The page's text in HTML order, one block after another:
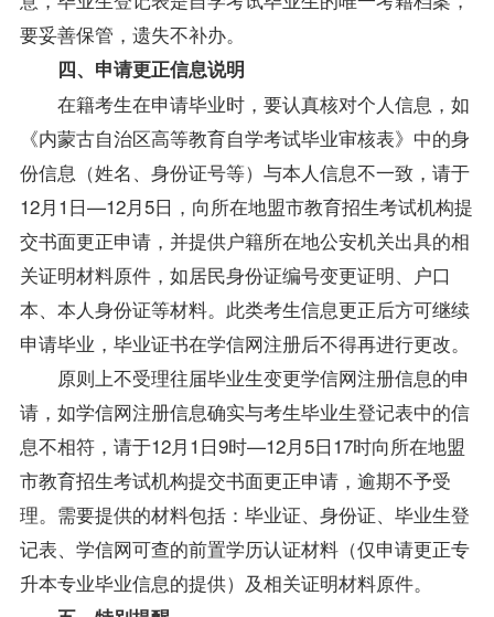
要妥善保管，遗失不补办。
四、申请更正信息说明
在籍考生在申请毕业时，要认真核对个人信息，如
《内蒙古自治区高等教育自学考试毕业审核表》中的身
份信息（姓名、身份证号等）与本人信息不一致，请于
12月1日—12月5日，向所在地盟市教育招生考试机构提
交书面更正申请，并提供户籍所在地公安机关出具的相
关证明材料原件，如居民身份证编号变更证明、户口
本、本人身份证等材料。此类考生信息更正后方可继续
申请毕业，毕业证书在学信网注册后不得再进行更改。
原则上不受理往届毕业生变更学信网注册信息的申
请，如学信网注册信息确实与考生毕业生登记表中的信
息不相符，请于12月1日9时—12月5日17时向所在地盟
市教育招生考试机构提交书面更正申请，逾期不予受
理。需要提供的材料包括：毕业证、身份证、 毕业生登
记表、学信网可查的前置学历认证材料（仅申请更正专
升本专业毕业信息的提供）及相关证明材料原件。